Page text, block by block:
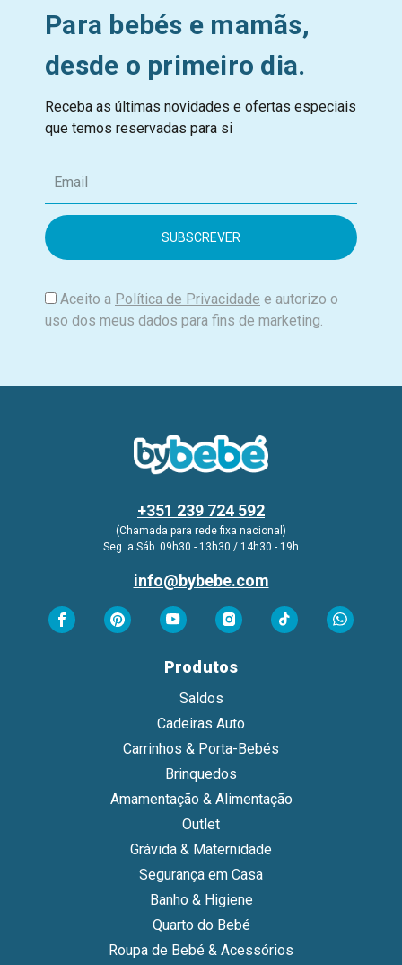
Para bebés e mamãs,
desde o primeiro dia.
Receba as últimas novidades e ofertas especiais
que temos reservadas para si
m
i
Aceito a Política de Privacidade e autorizo o
uso dos meus dados para fins de marketing.
+351 239 724 592
(Chamada para rede fixa nacional)
Seg. a Sáb. 09h30 - 13h30 / 14h30 - 19h
info@bybebe.com
Produtos
Saldos
Cadeiras Auto
Carrinhos & Porta-Bebés
Brinquedos
Amamentação & Alimentação
Outlet
Grávida & Maternidade
Segurança em Casa
Banho & Higiene
Quarto do Bebé
Roupa de Bebé & Acessórios